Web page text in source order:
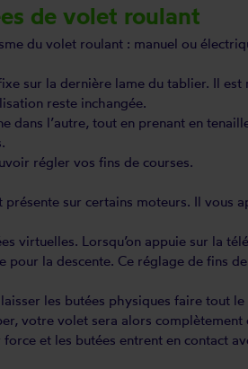
de volet roulant
du volet roulant : manuel ou
sur la dernière lame du tablier. Il
reste inchangée.
dans l’autre, tout en prenant en
régler vos fins de courses.
sur certains moteurs. Il
virtuelles. Lorsqu’on appuie sur la
la descente. Ce réglage de fins
les butées physiques faire tout
votre volet sera alors complètement
et les butées entrent en contact